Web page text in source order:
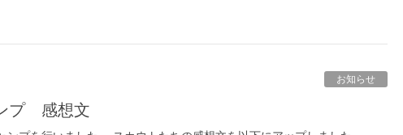
お知らせ
プ 感想文